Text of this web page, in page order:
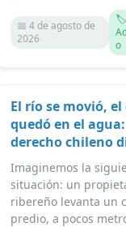
📅 4 de agosto de
2026
🏷️
o
El río se movió, el
quedó en el
derecho chileno
Imaginemos la
situación: un
ribereño levanta un
predio, a pocos